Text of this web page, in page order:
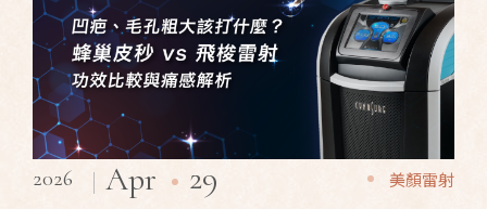
2026 Apr 29 美顏雷射